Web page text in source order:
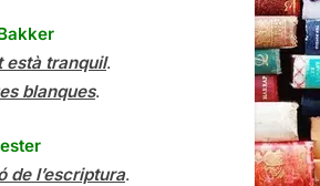
està tranquil.
blanques.
de l’escriptura.